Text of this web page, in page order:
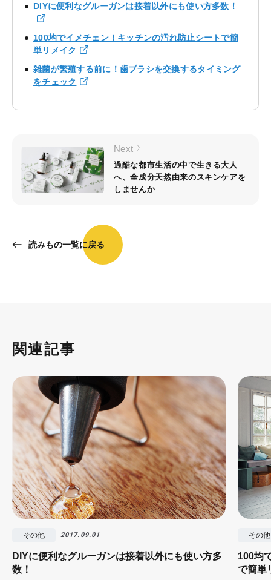
DIYに便利なグルーガンは接着以外にも使い方多数！
100均でイメチェン！キッチンの汚れ防止シートで簡
単リメイク
雑菌が繁殖する前に！歯ブラシを交換するタイミング
をチェック
読みもの一覧に戻る
Next
過酷な都市生活の中で生きる大人
へ、全成分天然由来のスキンケアを
しませんか
関連記事
その他 2017.09.01
DIYに便利なグルーガンは接着以外にも使い方多
数！
その他
100均
で簡単